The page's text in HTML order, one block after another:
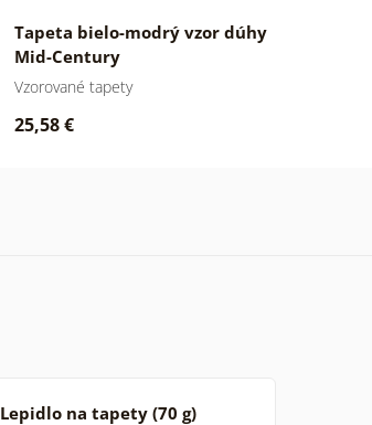
Tapeta bielo-modrý vzor dúhy
Mid-Century
Vzorované tapety
25,58 €
Lepidlo na tapety (70 g)